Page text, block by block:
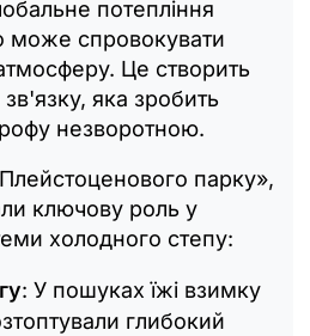
потепління
може спровокувати
Це створить
яка зробить
незворотною.
парку»,
ключову роль у
холодного степу:
: У пошуках їжі взимку
глибокий